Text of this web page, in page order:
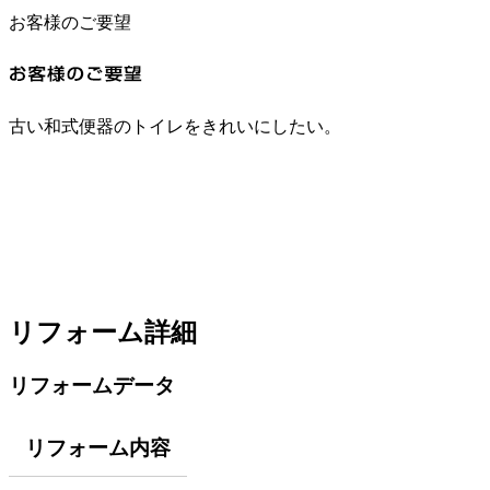
お客様のご要望
古い和式便器のトイレをきれいにしたい。
リフォーム詳細
リフォームデータ
リフォーム内容